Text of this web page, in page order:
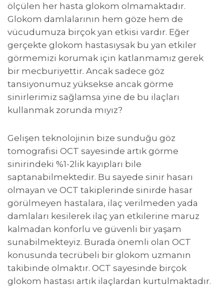
ölçülen her hasta glokom olmamaktadır.
Glokom damlalarının hem göze hem de
vücudumuza birçok yan etkisi vardır. Eğer
gerçekte glokom hastasıysak bu yan etkiler
görmemizi korumak için katlanmamız gerek
bir mecburiyettir. Ancak sadece göz
tansiyonumuz yüksekse ancak görme
sinirlerimiz sağlamsa yine de bu ilaçları
kullanmak zorunda mıyız?
Gelişen teknolojinin bize sunduğu göz
tomografisi OCT sayesinde artık görme
sinirindeki %1-2lik kayıpları bile
saptanabilmektedir. Bu sayede sinir hasarı
olmayan ve OCT takiplerinde sinirde hasar
görülmeyen hastalara, ilaç verilmeden yada
damlaları kesilerek ilaç yan etkilerine maruz
kalmadan konforlu ve güvenli bir yaşam
sunabilmekteyiz. Burada önemli olan OCT
konusunda tecrübeli bir glokom uzmanın
takibinde olmaktır. OCT sayesinde birçok
glokom hastası artık ilaçlardan kurtulmaktadır.